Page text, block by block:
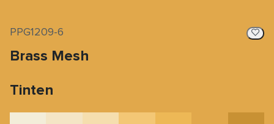
PPG1209-6
Brass Mesh
Tinten